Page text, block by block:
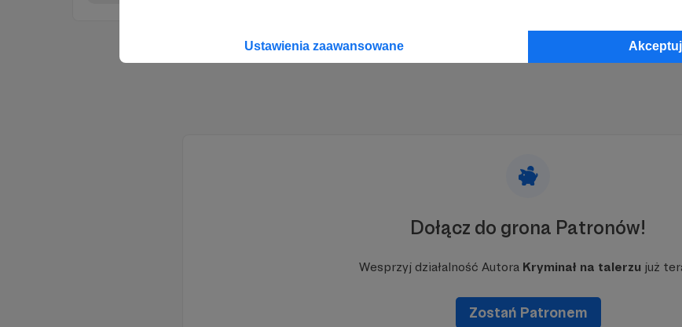
Ustawienia zaawansowane
Dołącz do grona Patronów!
Wesprzyj działalność Autora Kryminał na talerzu już
Zostań Patronem